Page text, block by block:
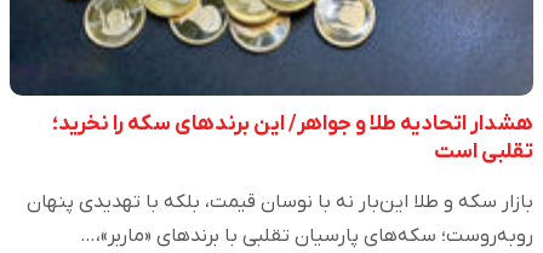
هشدار اتحادیه طلا و جواهر/ این برندهای سکه را نخرید؛
تقلبی است
بازار سکه و طلا این‌بار نه با نوسان قیمت، بلکه با تهدیدی پنهان
روبه‌روست؛ سکه‌های پارسیان تقلبی با برندهای «ماربر»،…